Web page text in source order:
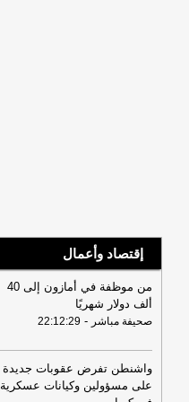
إقتصاد وأعمال
من موظفة في أمازون إلى 40
ألف دولار شهريًا
صحيفة مباشر -
22:12:29
واشنطن تفرض عقوبات جديدة
على مسؤولين وكيانات عسكرية